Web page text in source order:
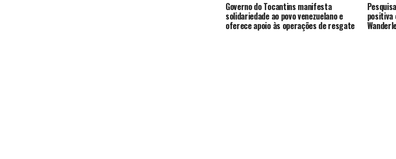
Governo do Tocantins manifesta
solidariedade ao povo venezuelano e
oferece apoio às operações de resgate
positiva